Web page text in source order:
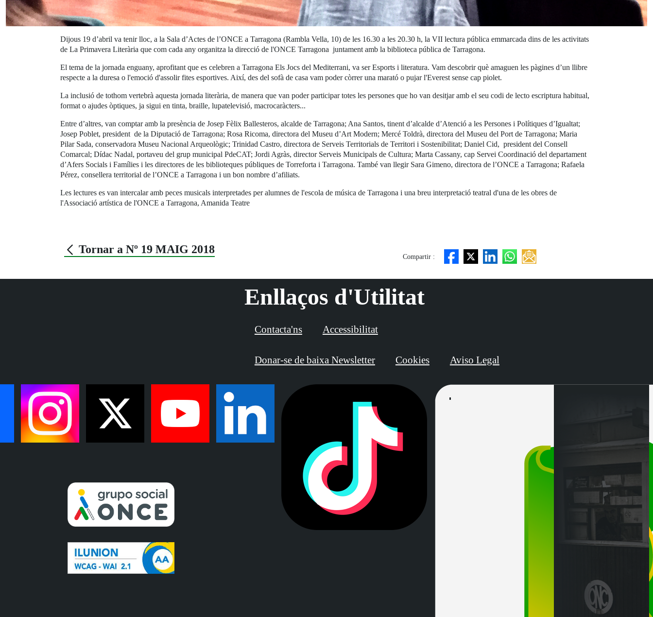
Dijous 19 d’abril va tenir lloc, a la Sala d’Actes de l’ONCE a Tarragona (Rambla Vella, 10) de les 16.30 a les 20.30 h, la VII lectura pública emmarcada dins de les activitats
de La Primavera Literària que com cada any organitza la direcció de l'ONCE Tarragona juntament amb la biblioteca pública de Tarragona.
El tema de la jornada enguany, aprofitant que es celebren a Tarragona Els Jocs del Mediterrani, va ser Esports i literatura. Vam descobrir què amaguen les pàgines d’un llibre
respecte a la duresa o l'emoció d'assolir fites esportives. Així, des del sofà de casa vam poder còrrer una marató o pujar l'Everest sense cap piolet.
La inclusió de tothom vertebrà aquesta jornada literària, de manera que van poder participar totes les persones que ho van desitjar amb el seu codi de lecto escriptura habitual,
format o ajudes òptiques, ja sigui en tinta, braille, lupatelevisió, macrocaràcters...
Entre d’altres, van comptar amb la presència de Josep Fèlix Ballesteros, alcalde de Tarragona; Ana Santos, tinent d’alcalde d’Atenció a les Persones i Polítiques d’Igualtat;
Josep Poblet, president de la Diputació de Tarragona; Rosa Ricoma, directora del Museu d’Art Modern; Mercé Toldrà, directora del Museu del Port de Tarragona; Maria
Pilar Sada, conservadora Museu Nacional Arqueològic; Trinidad Castro, directora de Serveis Territorials de Territori i Sostenibilitat; Daniel Cid, president del Consell
Comarcal; Dídac Nadal, portaveu del grup municipal PdeCAT; Jordi Agràs, director Serveis Municipals de Cultura; Marta Cassany, cap Servei Coordinació del departament
d’Afers Socials i Famílies i les directores de les biblioteques públiques de Torreforta i Tarragona. També van llegir Sara Gimeno, directora de l’ONCE a Tarragona; Rafaela
Pérez, consellera territorial de l’ONCE a Tarragona i un bon nombre d’afiliats.
Les lectures es van intercalar amb peces musicals interpretades per alumnes de l'escola de música de Tarragona i una breu interpretació teatral d'una de les obres de
l'Associació artística de l'ONCE a Tarragona, Amanida Teatre
Tornar a Nº 19 MAIG 2018
Compartir :
Enllaços d'Utilitat
Contacta'ns Accessibilitat
Donar-se de baixa Newsletter Cookies Aviso Legal